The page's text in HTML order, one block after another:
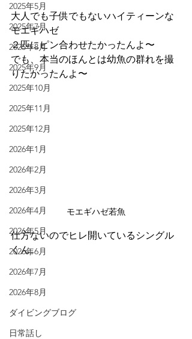
2025年5月
2025年7月
2025年8月
2025年9月
2025年10月
2025年11月
2025年12月
2026年1月
2026年2月
2026年3月
2026年4月
2026年5月
2026年6月
2026年7月
2026年8月
ダイビングブログ
日常話し
大人でも子供でもないハイティーンな
モエギハゼ
２匹にピン合わせたかったんよ〜
でも、本当のほんとは幼魚の群れを撮
りたかったんよ〜
モエギハゼ若魚
仕方ないのでヒレ開いているシングル
くん。